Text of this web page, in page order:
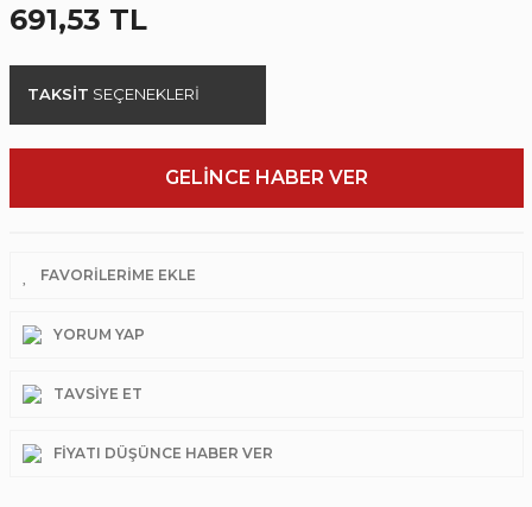
691,53 TL
TAKSİT SEÇENEKLERİ
GELİNCE HABER VER
YORUM YAP
TAVSIYE ET
FIYATI DÜŞÜNCE HABER VER